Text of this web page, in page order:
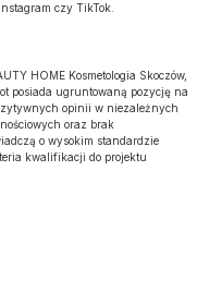
czy TikTok.
HOME Kosmetologia Skoczów,
posiada ugruntowaną pozycję na
opinii w niezależnych
oraz brak
o wysokim standardzie
kwalifikacji do projektu